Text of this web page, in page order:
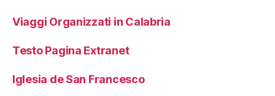
Viaggi Organizzati in Calabria
Testo Pagina Extranet
Iglesia de San Francesco